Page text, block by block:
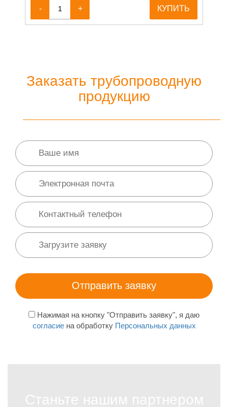
- + КУПИТЬ
Заказать трубопроводную
продукцию
Нажимая на кнопку "Отправить заявку", я даю
согласиена обработку Персональных данных